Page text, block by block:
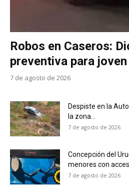
Robos en Caseros:
preventiva para
7 de agosto de 2026
Despiste en la
la zona...
7 de agosto de 2026
Concepción del
menores con
7 de agosto de 2026